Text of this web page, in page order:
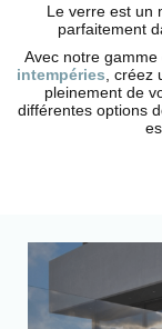
Le verre est un
parfaitement
Avec notre
intempéries ,
pleinement de
différentes options